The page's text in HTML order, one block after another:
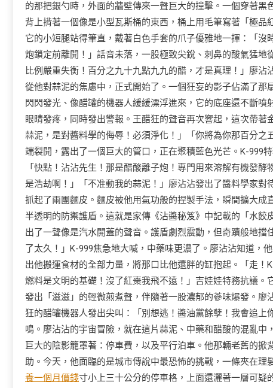
的那把銀勺時，外面的牆壁傳來一聲巨大的撞擊。一個穿著
背上揹著一個像是小型瓦斯桶的東西，桶上用毛筆寫著「極
它的小短腿站得筆直，戴著白色手套的爪子優雅地一揮：「
炮鎖定前離開！」話音未落，一股極致尖銳、刺鼻的酸氣猛
比例嚴重失衡！百分之九十九點九九的醋，才是真理！」廖
從他對蒜泥的焦慮中，正式開始了。一個狂妄的影子佔滿了
閃閃發光、像醋罐的機器人緩緩漂浮進來，它的底座還不斷
眼睛發疼，同時發出警報。王醋狂的聲音再次響起，這次帶
蒜泥，是對醬料學的侮辱！必須淨化！」「你將為你那百分
端裂開，露出了一個巨大的管口，正在聚積藍色光芒。K-999
「快點！沾沾先生！那是醋酸離子炮！專門用來溶解有機發
是浩劫啊！」「不准動我的蒜泥！」廖沾沾發出了醬料學家
抓起了兩團麵皮。麵皮被他用氣功般的捏製手法，瞬間擴大
半透明的防禦護盾。這就是家傳《沾醬秘笈》中記載的「水
出了一聲像是汽水開蓋的聲音。護盾劇烈震動，但奇蹟般地
了太久！」K-999焦急地大喊，中藥味更濃了。廖沾沾知道，
出他搬運食材的全部力量，將那口比他還胖的缸抱起。「走！
燃料是文明的基礎！沒了紅棗我飛不遠！」吉娃娃特務抗議
發出「滋滋」的輕微煎煮聲，伴隨著一股濃郁的蔘味爆發。
狂的醋罐機器人發出尖叫：「別想逃！醬油黨餘孽！我會追上
鳴。廖沾沾的宇宙冒險，就在這片蒜泥、中藥和醋酸的混亂
巨大的陰影籠罩著：停車費，以及平行泊車。他那輛老舊的
助。今天，他面臨的是城市傳說中最恐怖的挑戰，一條夾在
養一個月價錢寸小上三十公分的停車格，上面還灑著一層可